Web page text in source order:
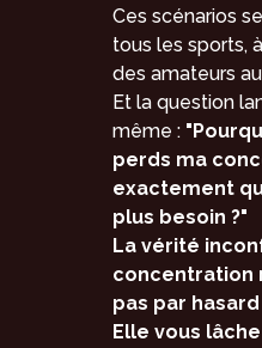
Ces scénarios
tous les sports,
des amateurs
Et la question
même :
perds ma
exactement
plus besoin ?"
La vérité
concentration
pas par
Elle vous